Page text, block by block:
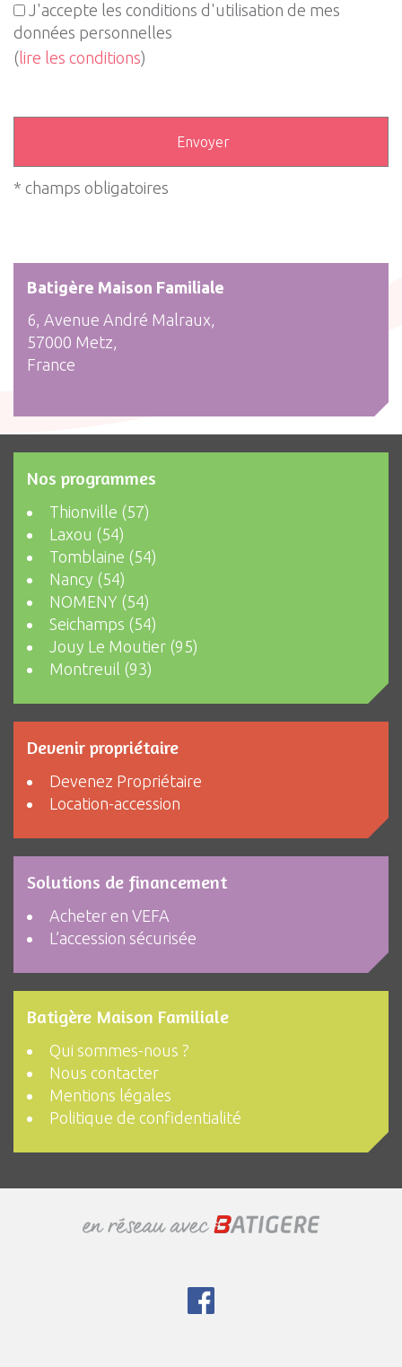
J'accepte les conditions d'utilisation de mes
données personnelles
(lire les conditions)
* champs obligatoires
Batigère Maison Familiale
6, Avenue André Malraux,
57000 Metz,
France
Nos programmes
Thionville (57)
Laxou (54)
Tomblaine (54)
Nancy (54)
NOMENY (54)
Seichamps (54)
Jouy Le Moutier (95)
Montreuil (93)
Devenir propriétaire
Devenez Propriétaire
Location-accession
Solutions de financement
Acheter en VEFA
L’accession sécurisée
Batigère Maison Familiale
Qui sommes-nous ?
Nous contacter
Mentions légales
Politique de confidentialité